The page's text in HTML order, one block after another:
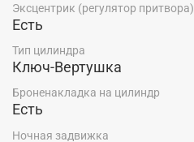
Эксцентрик (регулятор притвора)
Есть
Тип цилиндра
Ключ-Вертушка
Броненакладка на цилиндр
Есть
Ночная задвижка